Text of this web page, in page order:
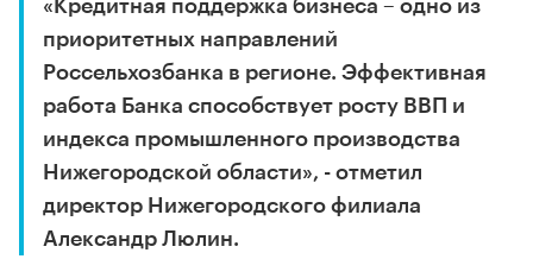
«Кредитная поддержка бизнеса – одно из
приоритетных направлений
Россельхозбанка в регионе. Эффективная
работа Банка способствует росту ВВП и
индекса промышленного производства
Нижегородской области», - отметил
директор Нижегородского филиала
Александр Люлин.